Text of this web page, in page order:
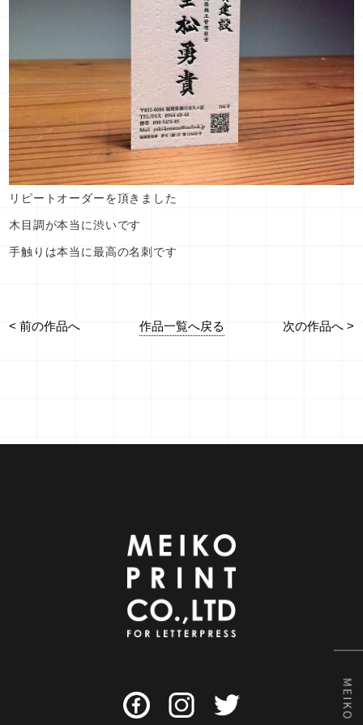
リピートオーダーを頂きました
木目調が本当に渋いです
手触りは本当に最高の名刺です
< 前の作品へ 作品一覧へ戻る 次の作品へ >